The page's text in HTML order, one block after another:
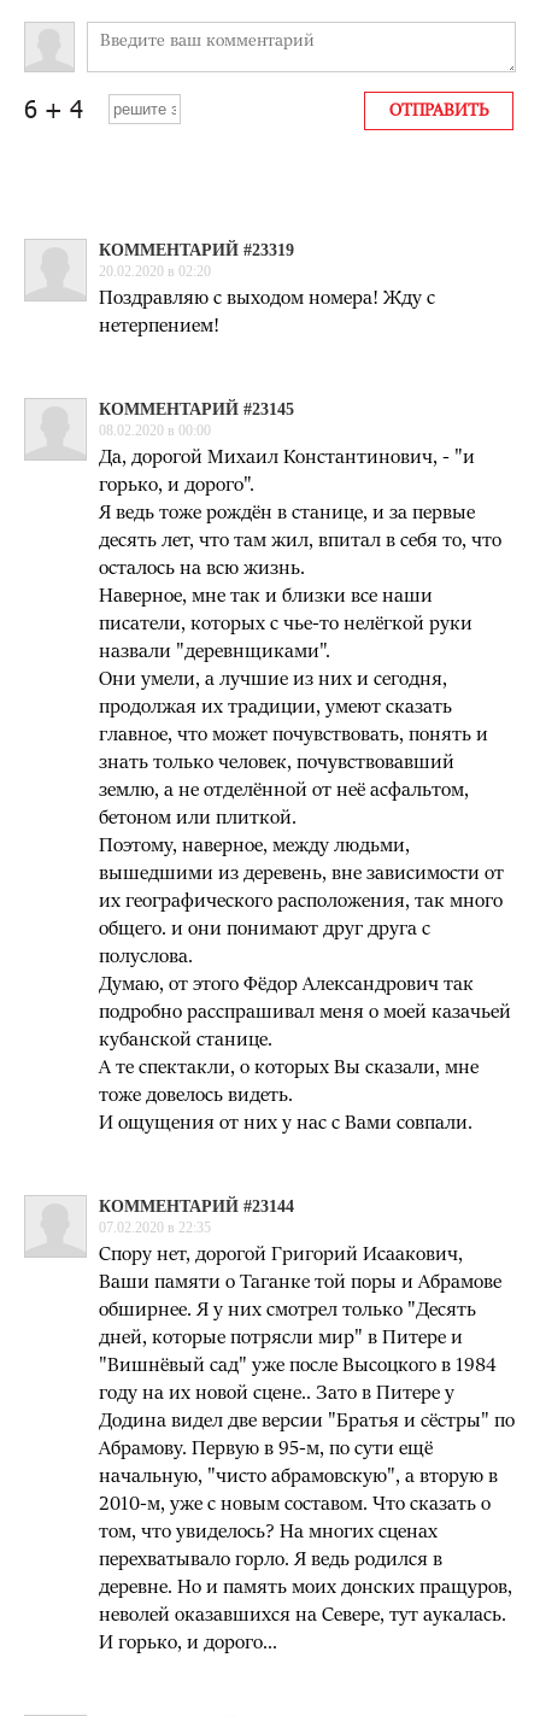
КОММЕНТАРИЙ #23319
20.02.2020 в 02:20
Поздравляю с выходом номера! Жду с
нетерпением!
КОММЕНТАРИЙ #23145
08.02.2020 в 00:00
Да, дорогой Михаил Константинович, - "и
горько, и дорого".
Я ведь тоже рождён в станице, и за первые
десять лет, что там жил, впитал в себя то, что
осталось на всю жизнь.
Наверное, мне так и близки все наши
писатели, которых с чье-то нелёгкой руки
назвали "деревнщиками".
Они умели, а лучшие из них и сегодня,
продолжая их традиции, умеют сказать
главное, что может почувствовать, понять и
знать только человек, почувствовавший
землю, а не отделённой от неё асфальтом,
бетоном или плиткой.
Поэтому, наверное, между людьми,
вышедшими из деревень, вне зависимости от
их географического расположения, так много
общего. и они понимают друг друга с
полуслова.
Думаю, от этого Фёдор Александрович так
подробно расспрашивал меня о моей казачьей
кубанской станице.
А те спектакли, о которых Вы сказали, мне
тоже довелось видеть.
И ощущения от них у нас с Вами совпали.
КОММЕНТАРИЙ #23144
07.02.2020 в 22:35
Спору нет, дорогой Григорий Исаакович,
Ваши памяти о Таганке той поры и Абрамове
обширнее. Я у них смотрел только "Десять
дней, которые потрясли мир" в Питере и
"Вишнёвый сад" уже после Высоцкого в 1984
году на их новой сцене.. Зато в Питере у
Додина видел две версии "Братья и сёстры" по
Абрамову. Первую в 95-м, по сути ещё
начальную, "чисто абрамовскую", а вторую в
2010-м, уже с новым составом. Что сказать о
том, что увиделось? На многих сценах
перехватывало горло. Я ведь родился в
деревне. Но и память моих донских пращуров,
неволей оказавшихся на Севере, тут аукалась.
И горько, и дорого...